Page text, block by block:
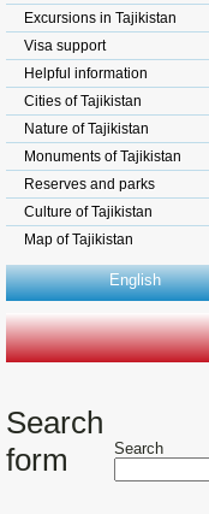
Excursions in Tajikistan
Visa support
Helpful information
Cities of Tajikistan
Nature of Tajikistan
Monuments of Tajikistan
Reserves and parks
Culture of Tajikistan
Map of Tajikistan
English
Search
form
Search